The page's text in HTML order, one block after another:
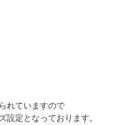
れていますので
設定となっております。